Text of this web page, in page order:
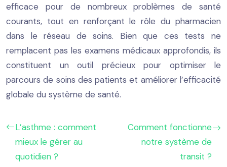
efficace pour de nombreux problèmes de santé
courants, tout en renforçant le rôle du pharmacien
dans le réseau de soins. Bien que ces tests ne
remplacent pas les examens médicaux approfondis, ils
constituent un outil précieux pour optimiser le
parcours de soins des patients et améliorer l’efficacité
globale du système de santé.
L’asthme : comment
mieux le gérer au
quotidien ?
Comment fonctionne
notre système de
transit ?